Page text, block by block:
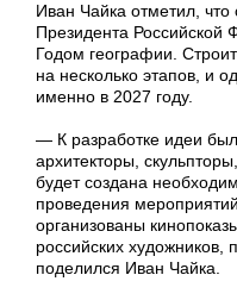
Иван Чайка отметил,
Президента Российской
Годом географии.
на несколько этапов, и
именно в 2027 году.
— К разработке идеи
архитекторы,
будет создана
проведения
организованы
российских
поделился Иван Чайка.